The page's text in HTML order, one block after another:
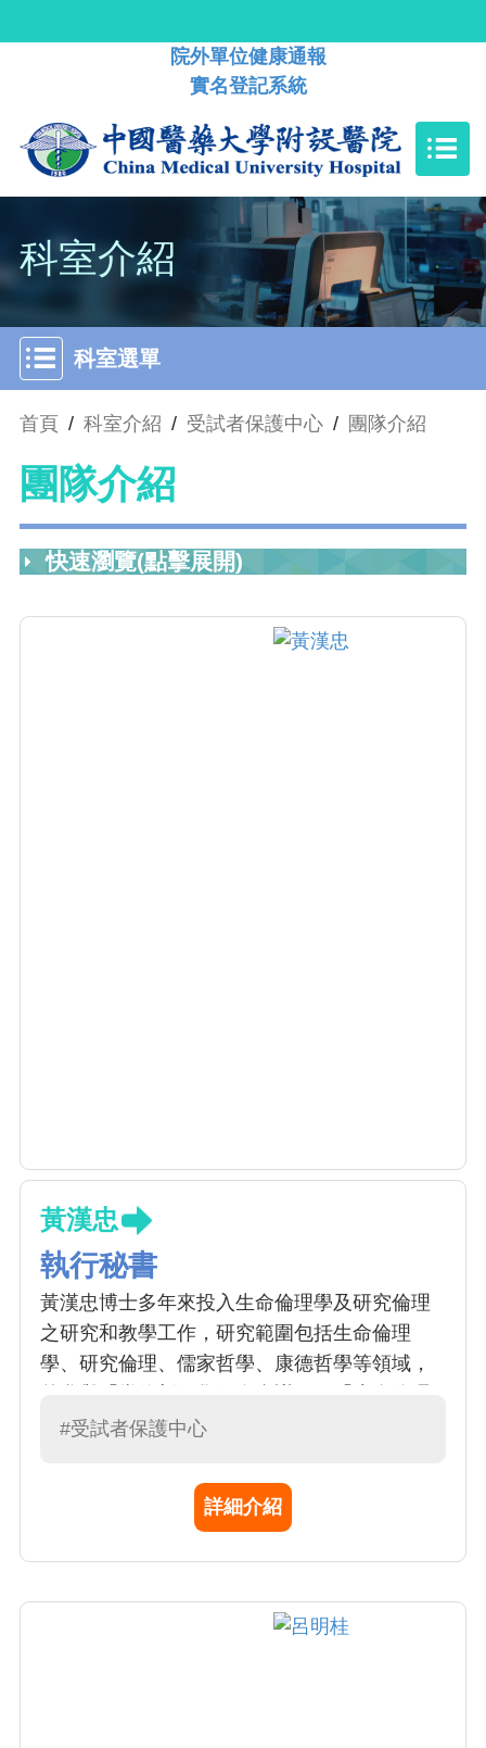
院外單位健康通報
實名登記系統
科室介紹
科室選單
首頁 / 科室介紹 / 受試者保護中心 / 團隊介紹
團隊介紹
快速瀏覽(點擊展開)
黃漢忠
執行秘書
黃漢忠博士多年來投入生命倫理學及研究倫理
之研究和教學工作，研究範圍包括生命倫理
學、研究倫理、儒家哲學、康德哲學等領域，
學國際會議」、「社會行為科學研究倫理國際
「人類基因圖組之倫理法律社會涵意」之科際
和跨文化的綜合研究、建置台灣生物資料庫先
主講研究倫理的各項議題，宣導受試者保護的
#受試者保護中心
詳細介紹